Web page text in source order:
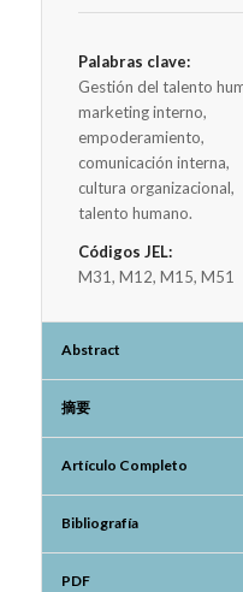
Palabras clave:
Gestión del talento
marketing interno,
empoderamiento,
comunicación interna,
cultura organizacional,
talento humano.
Códigos JEL:
M31, M12, M15, M51
Abstract
摘要
Artículo Completo
Bibliografía
PDF